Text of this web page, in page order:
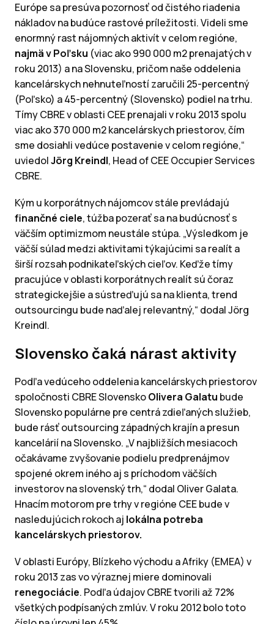
Európe sa presúva pozornosť od čistého riadenia
nákladov na budúce rastové príležitosti. Videli sme
enormný rast nájomných aktivít v celom regióne,
najmä v Poľsku (viac ako 990 000 m2 prenajatých v
roku 2013) a na Slovensku, pričom naše oddelenia
kancelárskych nehnuteľností zaručili 25-percentný
(Poľsko) a 45-percentný (Slovensko) podiel na trhu.
Tímy CBRE v oblasti CEE prenajali v roku 2013 spolu
viac ako 370 000 m2 kancelárskych priestorov, čím
sme dosiahli vedúce postavenie v celom regióne,“
uviedolJörg Kreindl, Head of CEE Occupier Services
CBRE.
Kým u korporátnych nájomcov stále prevládajú
finančné ciele, túžba pozerať sa na budúcnosť s
väčším optimizmom neustále stúpa. „Výsledkom je
väčší súlad medzi aktivitami týkajúcimi sa realít a
širší rozsah podnikateľských cieľov. Keďže tímy
pracujúce v oblasti korporátnych realít sú čoraz
strategickejšie a sústreďujú sa na klienta, trend
outsourcingu bude naďalej relevantný,“ dodal Jörg
Kreindl.
Slovensko čaká nárast aktivity
Podľa vedúceho oddelenia kancelárskych priestorov
spoločnosti CBRE SlovenskoOlivera Galatu bude
Slovensko populárne pre centrá zdieľaných služieb,
bude rásť outsourcing západných krajín a presun
kancelárií na Slovensko. „V najbližších mesiacoch
očakávame zvyšovanie podielu predprenájmov
spojené okrem iného aj s príchodom väčších
investorov na slovenský trh,“ dodal Oliver Galata.
Hnacím motorom pre trhy v regióne CEE bude v
nasledujúcich rokoch aj lokálna potreba
kancelárskych priestorov.
V oblasti Európy, Blízkeho východu a Afriky (EMEA) v
roku 2013 zas vo výraznej miere dominovali
renegociácie. Podľa údajov CBRE tvorili až 72%
všetkých podpísaných zmlúv. V roku 2012 bolo toto